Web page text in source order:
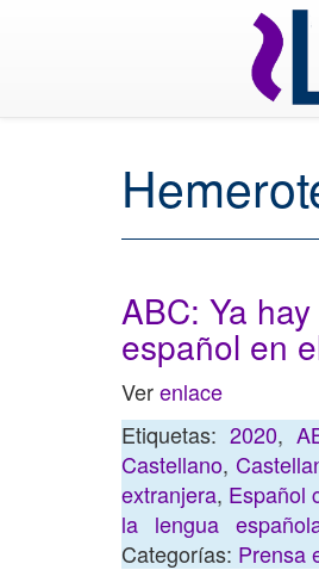
ABC: Ya
español en
Verenlace
Etiquetas: 2020,
Castellano,
extranjera, Español
la lengua
Categorías: Prensa